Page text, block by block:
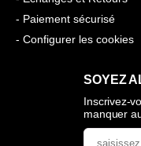
- Paiement sécurisé
- Configurer les cookies
SOYEZ
Inscrivez-
manquer